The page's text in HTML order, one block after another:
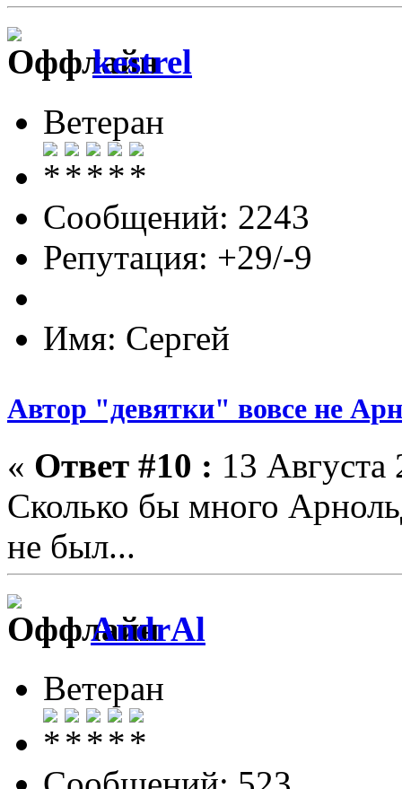
kestrel
Ветеран
Сообщений: 2243
Репутация: +29/-9
Имя: Сергей
Автор "девятки" вовсе не
« Ответ #10 : 13
Сколько бы много
не был...
AndrAl
Ветеран